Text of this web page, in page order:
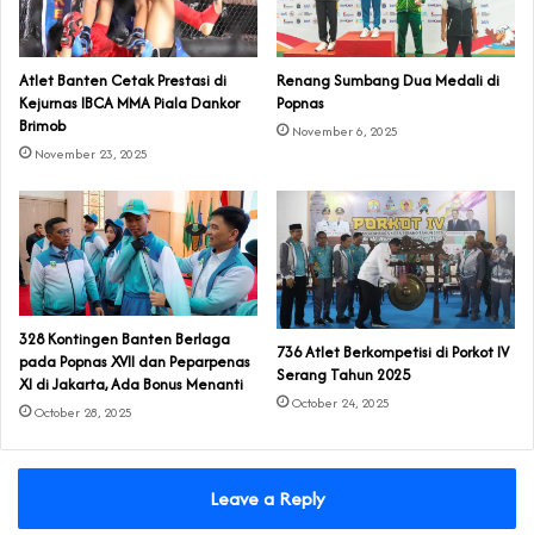
Atlet Banten Cetak Prestasi di
Kejurnas IBCA MMA Piala Dankor
Brimob
November 23, 2025
Renang Sumbang Dua Medali di
Popnas
November 6, 2025
328 Kontingen Banten Berlaga
pada Popnas XVII dan Peparpenas
XI di Jakarta‎, Ada Bonus Menanti
October 28, 2025
‎736 Atlet Berkompetisi di Porkot IV
Serang Tahun 2025
October 24, 2025
Leave a Reply